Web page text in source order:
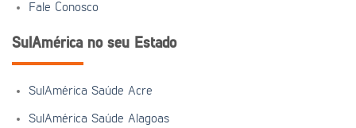
Fale Conosco
SulAmérica no seu Estado
SulAmérica Saúde Acre
SulAmérica Saúde Alagoas